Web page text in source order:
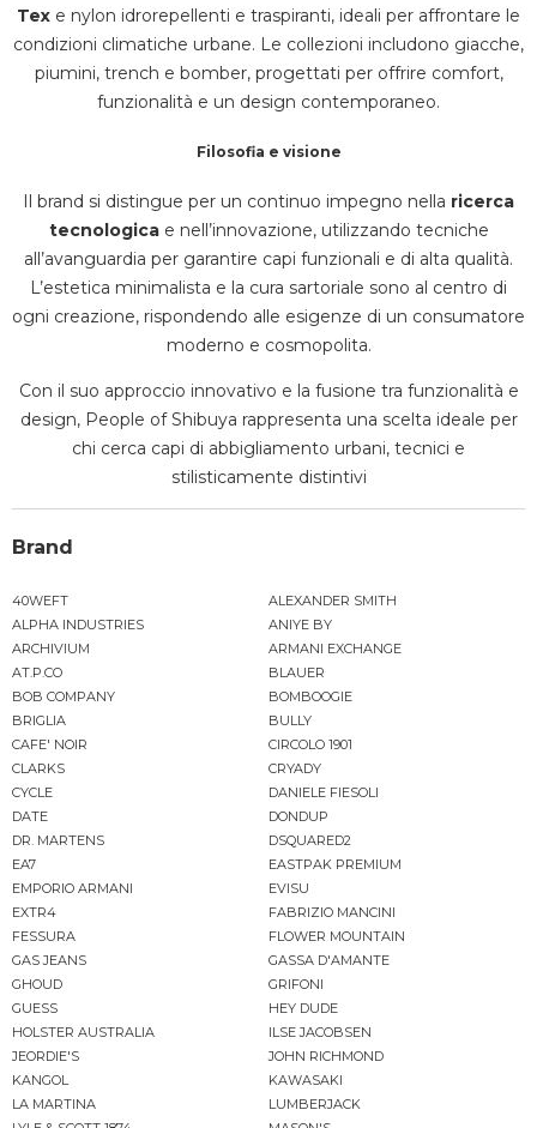
Tex e nylon idrorepellenti e traspiranti, ideali per affrontare le
condizioni climatiche urbane. Le collezioni includono giacche,
piumini, trench e bomber, progettati per offrire comfort,
funzionalità e un design contemporaneo.
Filosofia e visione
Il brand si distingue per un continuo impegno nella ricerca
tecnologicae nell’innovazione, utilizzando tecniche
all’avanguardia per garantire capi funzionali e di alta qualità.
L’estetica minimalista e la cura sartoriale sono al centro di
ogni creazione, rispondendo alle esigenze di un consumatore
moderno e cosmopolita.
Con il suo approccio innovativo e la fusione tra funzionalità e
design, People of Shibuya rappresenta una scelta ideale per
chi cerca capi di abbigliamento urbani, tecnici e
stilisticamente distintivi
Brand
40WEFT
ALEXANDER SMITH
ALPHA INDUSTRIES
ANIYE BY
ARCHIVIUM
ARMANI EXCHANGE
AT.P.CO
BLAUER
BOB COMPANY
BOMBOOGIE
BRIGLIA
BULLY
CAFE' NOIR
CIRCOLO 1901
CLARKS
CRYADY
CYCLE
DANIELE FIESOLI
DATE
DONDUP
DR. MARTENS
DSQUARED2
EA7
EASTPAK PREMIUM
EMPORIO ARMANI
EVISU
EXTR4
FABRIZIO MANCINI
FESSURA
FLOWER MOUNTAIN
GAS JEANS
GASSA D'AMANTE
GHOUD
GRIFONI
GUESS
HEY DUDE
HOLSTER AUSTRALIA
ILSE JACOBSEN
JEORDIE'S
JOHN RICHMOND
KANGOL
KAWASAKI
LA MARTINA
LUMBERJACK